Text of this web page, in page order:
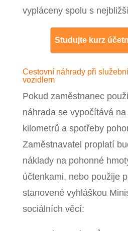
vypláceny spolu s
Studujte kurz
Cestovní náhrady při
vozidlem
Pokud zaměstnanec
náhrada se vypočítává
kilometrů a spotřeby
Zaměstnavatel proplatí
náklady na pohonné
účtenkami, nebo použije
stanovené vyhláškou
sociálních věcí: